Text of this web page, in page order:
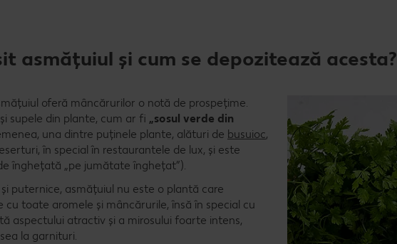
asmățuiul și cum se depozitează acesta?
oferă mâncărurilor o notă de prospețime.
supele din plante, cum ar fi „sosul verde din
una dintre puținele plante, alături de busuioc,
în special în restaurantele de lux, și este
înghețată „pe jumătate înghețat”).
puternice, asmățuiul nu este o plantă care
toate aromele și mâncărurile, însă în special cu
aspectului atractiv și a mirosului foarte intens,
la garnituri.